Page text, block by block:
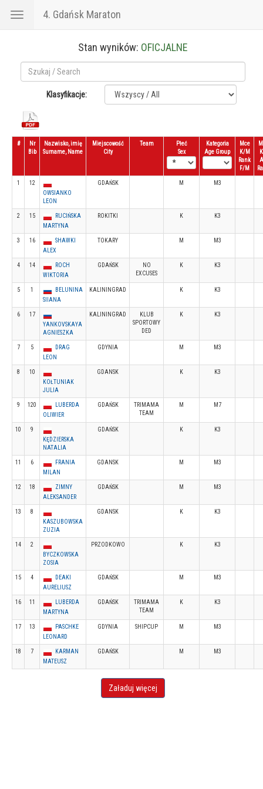
Toggle
4. Gdańsk Maraton
Stan wyników: OFICJALNE
Klasyfikacje:
#
Nr
Bib
Nazwisko, imię
Surname, Name
Miejscowość
City
Team
Płeć
Sex
Kategoria
Age Group
Mce
K/M
Rank
F/M
1
12
OWSIANKO
LEON
GDAŃSK M M3
2 15
RUCIŃSKA
MARTYNA
ROKITKI K K3
3 16
SHAWKI
ALEX
TOKARY M M3
4 14
ROCH
WIKTORIA
GDAŃSK
NO
EXCUSES
K K3
5 1
BELUNINA
SIIANA
KALININGRAD K K3
6
17
YANKOVSKAYA
AGNIESZKA
KALININGRAD
KLUB
SPORTOWY
DED
K K3
7 5
DRAG
LEON
GDYNIA M M3
8
10
KOŁTUNIAK
JULIA
GDANSK K K3
9 120
LUBERDA
OLIWIER
GDAŃSK
TRIMAMA
TEAM
M M7
10
9
KĘDZIERSKA
NATALIA
GDAŃSK K K3
11 6
FRANIA
MILAN
GDANSK M M3
12 18
ZIMNY
ALEKSANDER
GDAŃSK M M3
13
8
KASZUBOWSKA
ZUZIA
GDANSK K K3
14
2
BYCZKOWSKA
ZOSIA
PRZODKOWO K K3
15 4
DEAKI
AURELIUSZ
GDAŃSK M M3
16 11
LUBERDA
MARTYNA
GDAŃSK
TRIMAMA
TEAM
K K3
17 13
PASCHKE
LEONARD
GDYNIA SHIPCUP M M3
18 7
KARMAN
MATEUSZ
GDAŃSK M M3
Załaduj więcej